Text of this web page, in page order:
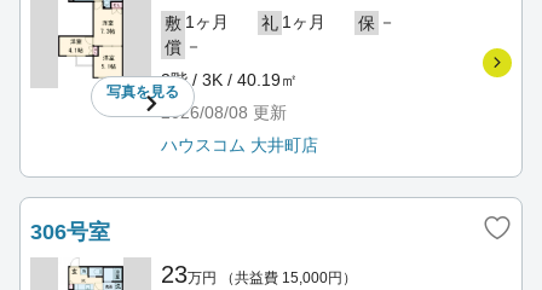
写真を見る
敷 1ヶ月 礼 1ヶ月 保 －
償 －
3階 / 3K / 40.19㎡
2026/08/08 更新
ハウスコム 大井町店
306号室
23万円 （共益費 15,000円）